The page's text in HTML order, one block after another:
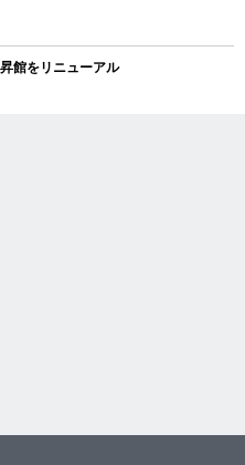
館をリニューアル